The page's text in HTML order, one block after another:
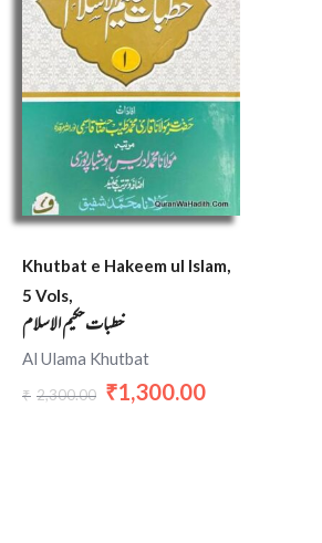
Khutbat e Hakeem ul Islam,
5 Vols,
خطبات حکیم الاسلام
Al Ulama Khutbat
₹ 2,300.00 ₹1,300.00